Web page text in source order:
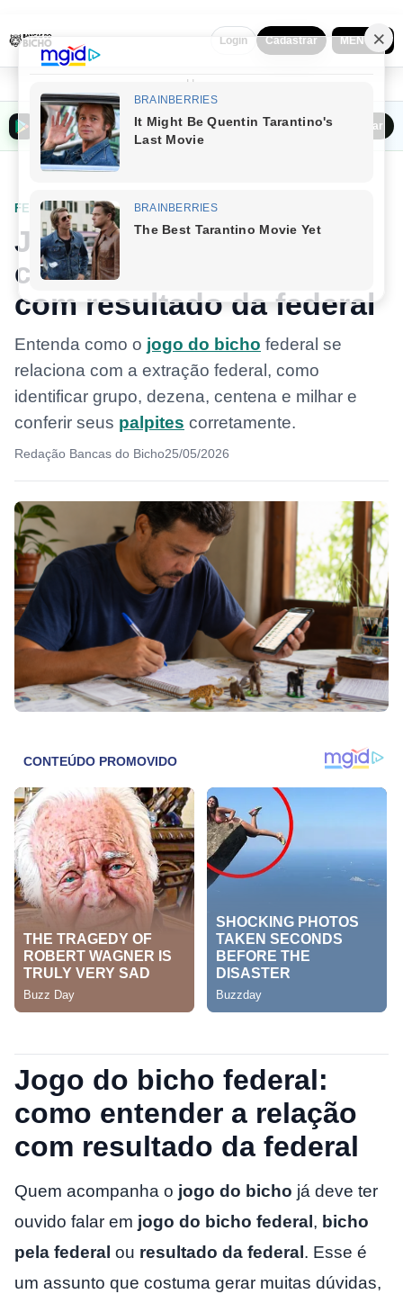
MENU ▼
Login Cadastrar
Home
Baixar o Bancas do Bicho na Play Store Baixar
FEDERAL DO JOGO DO BICHO
Jogo do bicho federal:
como entender a relação
com resultado da federal
Entenda como o jogo do bicho federal se
relaciona com a extração federal, como
identificar grupo, dezena, centena e milhar e
conferir seus palpites corretamente.
Redação Bancas do Bicho25/05/2026
Jogo do bicho federal:
como entender a relação
com resultado da federal
Quem acompanha o jogo do bicho já deve ter
ouvido falar em jogo do bicho federal , bicho
pela federal ou resultado da federal . Esse é
um assunto que costuma gerar muitas dúvidas,